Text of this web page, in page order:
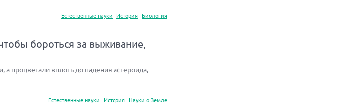
Естественные науки
История Биология
бороться за выживание,
процветали вплоть до падения астероида,
Естественные науки
История Науки о Земле